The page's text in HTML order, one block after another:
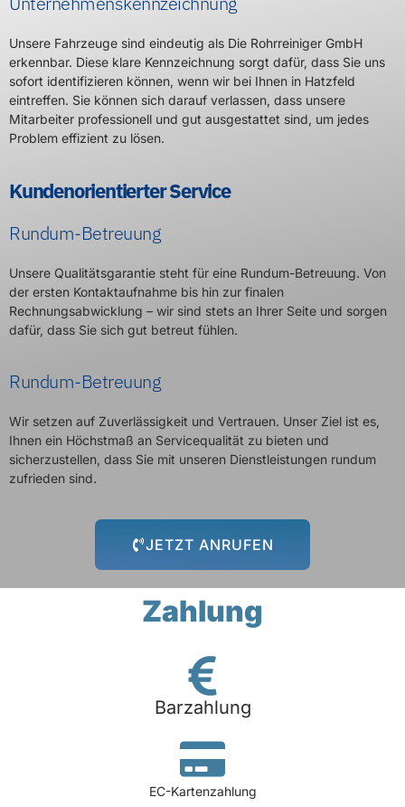
Unsere Fahrzeuge sind eindeutig als Die Rohrreiniger GmbH
erkennbar. Diese klare Kennzeichnung sorgt dafür, dass Sie uns
sofort identifizieren können, wenn wir bei Ihnen in Hatzfeld
eintreffen. Sie können sich darauf verlassen, dass unsere
Mitarbeiter professionell und gut ausgestattet sind, um jedes
Problem effizient zu lösen.
Kundenorientierter Service
Rundum-Betreuung
Unsere Qualitätsgarantie steht für eine Rundum-Betreuung. Von
der ersten Kontaktaufnahme bis hin zur finalen
Rechnungsabwicklung – wir sind stets an Ihrer Seite und sorgen
dafür, dass Sie sich gut betreut fühlen.
Rundum-Betreuung
Wir setzen auf Zuverlässigkeit und Vertrauen. Unser Ziel ist es,
Ihnen ein Höchstmaß an Servicequalität zu bieten und
sicherzustellen, dass Sie mit unseren Dienstleistungen rundum
zufrieden sind.
JETZT ANRUFEN
Zahlung
Barzahlung
EC-Kartenzahlung